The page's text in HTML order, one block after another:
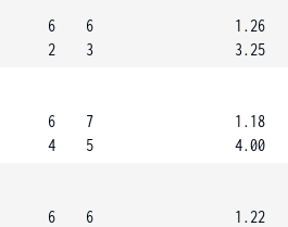
6
2
6
3
1.26
3.25
6
4
7
5
1.18
4.00
6
6
1.22